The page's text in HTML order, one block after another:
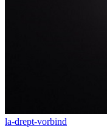
la-drept-vorbind